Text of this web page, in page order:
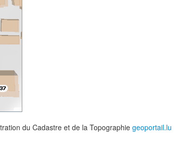
du Cadastre et de la Topographiegeoportail.lu